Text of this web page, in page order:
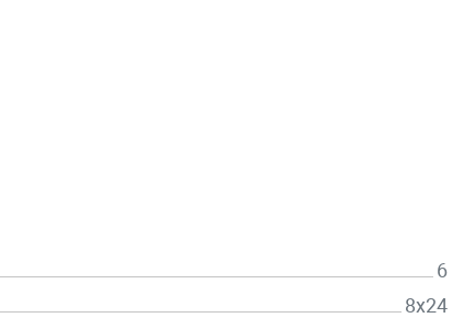
6
8х24